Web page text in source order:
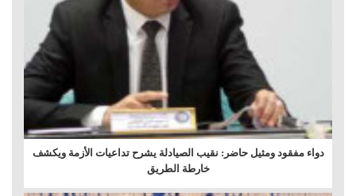
دواء مفقود ومثيل حاضر: نقيب الصيادلة يشرح تداعيات الأزمة ويكشف
خارطة الطريق